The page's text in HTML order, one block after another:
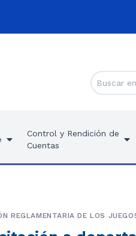
Control y Rendición de
Cuentas
REGLAMENTARIA DE LOS